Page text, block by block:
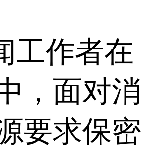
工作者在
，面对消
要求保密